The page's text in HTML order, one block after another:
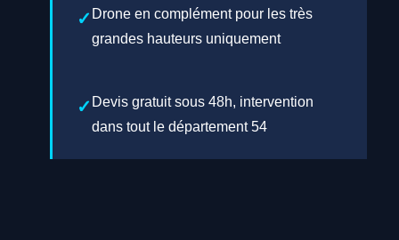
Drone en complément pour les très
grandes hauteurs uniquement
Devis gratuit sous 48h, intervention
dans tout le département 54